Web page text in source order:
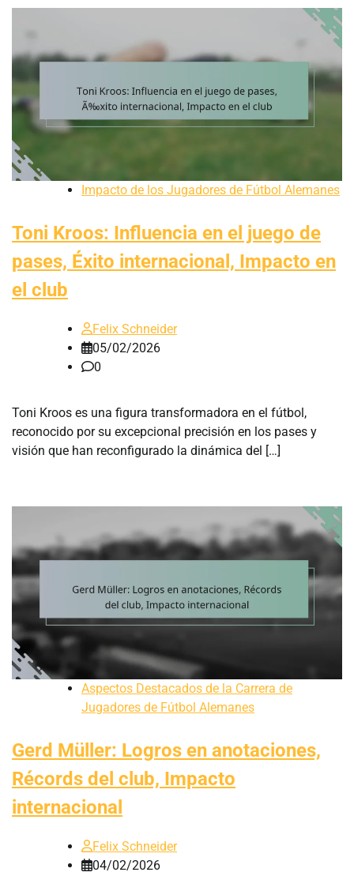
Impacto de los Jugadores de Fútbol Alemanes
Toni Kroos: Influencia en el juego de
pases, Éxito internacional, Impacto en
el club
Felix Schneider
05/02/2026
0
Toni Kroos es una figura transformadora en el fútbol,
reconocido por su excepcional precisión en los pases y
visión que han reconfigurado la dinámica del […]
Aspectos Destacados de la Carrera de
Jugadores de Fútbol Alemanes
Gerd Müller: Logros en anotaciones,
Récords del club, Impacto
internacional
Felix Schneider
04/02/2026